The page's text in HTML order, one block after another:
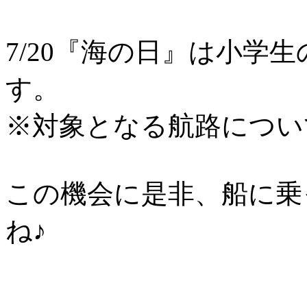
7/20『海の日』は小学
す。
※対象となる航路につ
この機会に是非、船に
ね♪